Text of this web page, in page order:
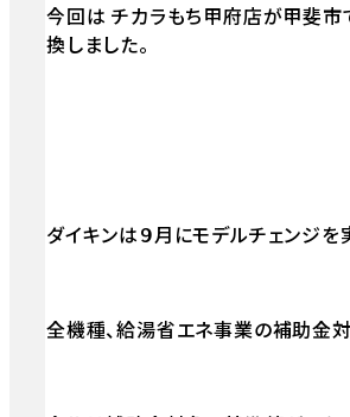
今回は チカラもち甲府店が甲斐市
換しました。
ダイキンは９月にモデルチェンジを
全機種、給湯省エネ事業の補助金対